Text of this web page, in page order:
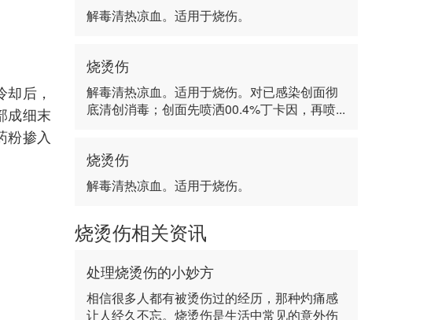
后，
成细末
粉掺入
解毒清热凉血。适用于烧伤。
烧烫伤
解毒清热凉血。适用于烧伤。对已感染创面彻
底清创消毒；创面先喷洒00.4%丁卡因，再喷...
烧烫伤
解毒清热凉血。适用于烧伤。
烧烫伤相关资讯
处理烧烫伤的小妙方
相信很多人都有被烫伤过的经历，那种灼痛感
让人经久不忘。烧烫伤是生活中常见的意外伤